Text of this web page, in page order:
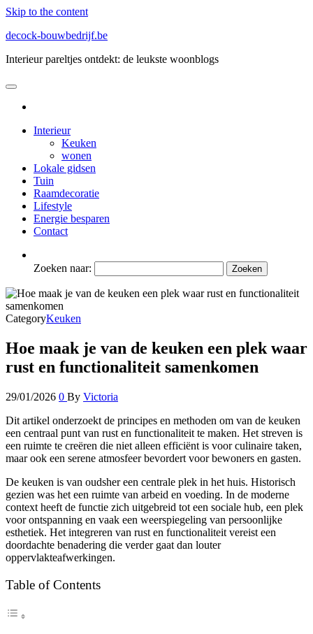
Skip to the content
decock-bouwbedrijf.be
Interieur pareltjes ontdekt: de leukste woonblogs
Interieur
Keuken
wonen
Lokale gidsen
Tuin
Raamdecoratie
Lifestyle
Energie besparen
Contact
Zoeken naar:
CategoryKeuken
Hoe maak je van de keuken een plek waar
rust en functionaliteit samenkomen
29/01/2026 0 By Victoria
Dit artikel onderzoekt de principes en methoden om van de keuken
een centraal punt van rust en functionaliteit te maken. Het streven is
een ruimte te creëren die niet alleen efficiënt is voor culinaire taken,
maar ook een serene atmosfeer bevordert voor bewoners en gasten.
De keuken is van oudsher een centrale plek in het huis. Historisch
gezien was het een ruimte van arbeid en voeding. In de moderne
context heeft de functie zich uitgebreid tot een sociale hub, een plek
voor ontspanning en vaak een weerspiegeling van persoonlijke
esthetiek. Het integreren van rust en functionaliteit vereist een
doordachte benadering die verder gaat dan louter
oppervlakteafwerkingen.
Table of Contents